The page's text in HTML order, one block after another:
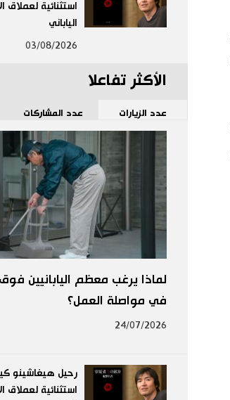
استثنائية لعملاق
الياباني
03/08/2026
الأكثر تفاعلا
عدد الزيارات عدد المشاركات
لماذا يرغب معظم اليابانيين
في مواصلة العمل؟
24/07/2026
رحيل هيغاشينو
استثنائية لعملاق